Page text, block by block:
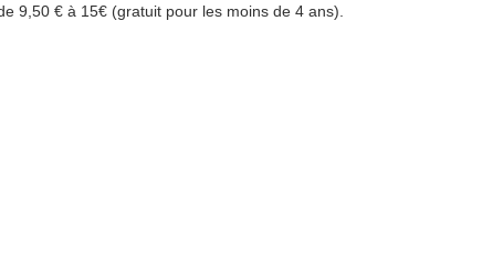
9,50 € à 15€ (gratuit pour les moins de 4 ans).